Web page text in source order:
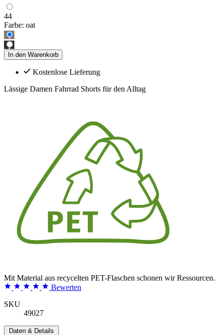
44
Farbe: oat
In den Warenkorb
Kostenlose Lieferung
Lässige Damen Fahrrad Shorts für den Alltag
Mit Material aus recycelten PET-Flaschen schonen wir Ressourcen.
Bewerten
SKU
49027
Daten & Details